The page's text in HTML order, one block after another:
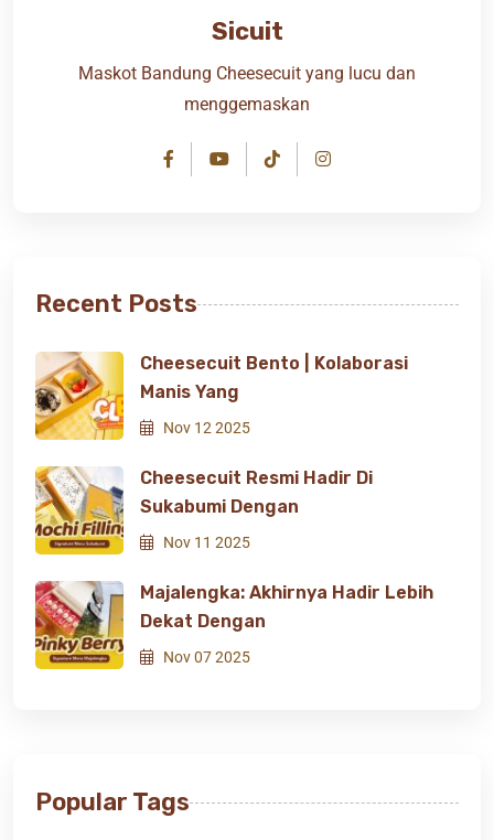
Sicuit
Maskot Bandung Cheesecuit yang lucu dan
menggemaskan
Recent Posts
Cheesecuit Bento | Kolaborasi
Manis Yang
Nov 12 2025
Cheesecuit Resmi Hadir Di
Sukabumi Dengan
Nov 11 2025
Majalengka: Akhirnya Hadir Lebih
Dekat Dengan
Nov 07 2025
Popular Tags